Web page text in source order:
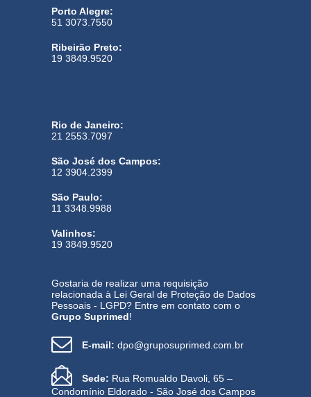
Porto Alegre:
51 3073.7550
Ribeirão Preto:
19 3849.9520
Rio de Janeiro:
21 2553.7097
São José dos Campos:
12 3904.2399
São Paulo:
11 3348.9988
Valinhos:
19 3849.9520
Gostaria de realizar uma requisição
relacionada à Lei Geral de Proteção de Dados
Pessoais - LGPD? Entre em contato com o
Grupo Suprimed!
E-mail: dpo@gruposuprimed.com.br
Sede: Rua Romualdo Davoli, 65 –
Condomínio Eldorado - São José dos Campos